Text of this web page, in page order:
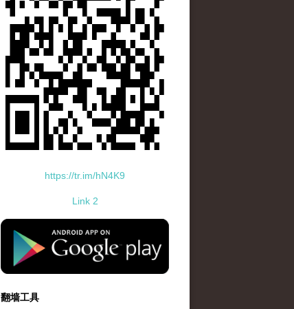
https://tr.im/hN4K9
Link 2
standard-icon-googleplay-app-store.png
翻墙工具